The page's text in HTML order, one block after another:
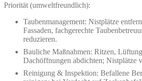
Priorität (umweltfreundlich):
Taubenmanagement: Nistplätze
Fassaden, fachgerechte
reduzieren.
Bauliche Maßnahmen: Ritzen,
Dachöffnungen abdichten; Nistplätze
Reinigung & Inspektion: Befallene